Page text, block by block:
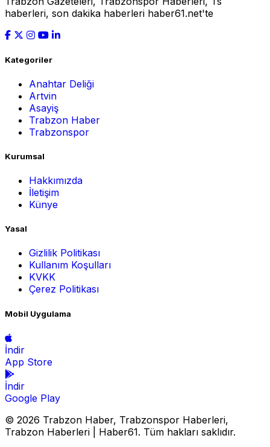
haberleri, son dakika haberleri haber61.net'te
Kategoriler
Anahtar Deliği
Artvin
Asayiş
Trabzon Haber
Trabzonspor
Kurumsal
Hakkımızda
İletişim
Künye
Yasal
Gizlilik Politikası
Kullanım Koşulları
KVKK
Çerez Politikası
Mobil Uygulama
İndir
App Store
İndir
Google Play
© 2026 Trabzon Haber, Trabzonspor Haberleri,
Trabzon Haberleri | Haber61. Tüm hakları saklıdır.